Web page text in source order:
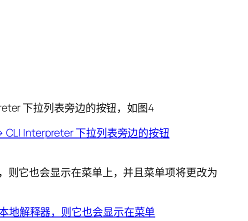
下拉列表旁边的按钮，如图4
它也会显示在菜单上，并且菜单项将更改为